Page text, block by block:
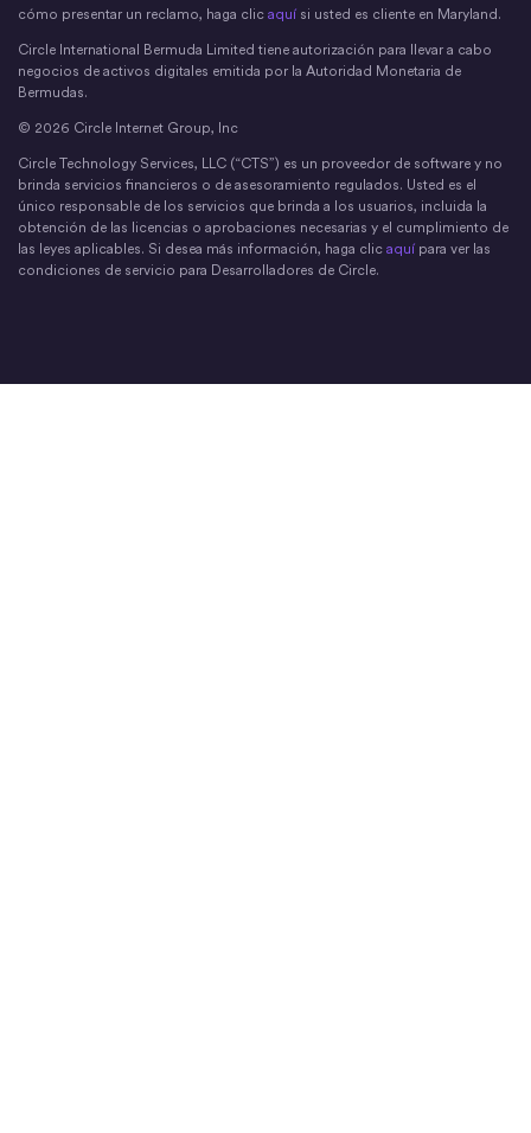
cómo presentar un reclamo, haga clic aquí si usted es cliente en Maryland.
Circle International Bermuda Limited tiene autorización para llevar a cabo
negocios de activos digitales emitida por la Autoridad Monetaria de
Bermudas.
© 2026 Circle Internet Group, Inc
Circle Technology Services, LLC (“CTS”) es un proveedor de software y no
brinda servicios financieros o de asesoramiento regulados. Usted es el
único responsable de los servicios que brinda a los usuarios, incluida la
obtención de las licencias o aprobaciones necesarias y el cumplimiento de
las leyes aplicables. Si desea más información, haga clic aquí para ver las
condiciones de servicio para Desarrolladores de Circle.